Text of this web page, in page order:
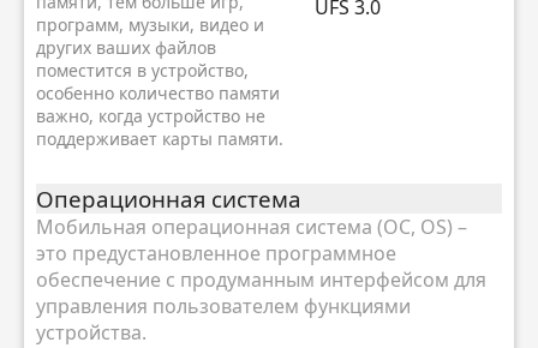
программ, музыки, видео и
других ваших файлов
поместится в устройство,
особенно количество памяти
важно, когда устройство не
поддерживает карты памяти.
UFS 3.0
Oперационная система
Мобильная операционная система (ОС, OS) –
это предустановленное программное
обеспечение с продуманным интерфейсом для
управления пользователем функциями
устройства.